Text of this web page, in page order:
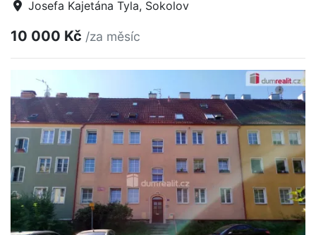
Josefa Kajetána Tyla, Sokolov
10 000 Kč /za měsíc